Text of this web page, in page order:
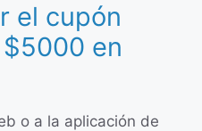
el cupón
en
o a la aplicación de